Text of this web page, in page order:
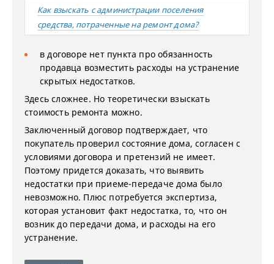
Как взыскать с администрации поселения
средства, потраченные на ремонт дома?
в договоре нет пункта про обязанность
продавца возместить расходы на устранение
скрытых недостатков.
Здесь сложнее. Но теоретически взыскать
стоимость ремонта можно.
Заключенный договор подтверждает, что
покупатель проверил состояние дома, согласен с
условиями договора и претензий не имеет.
Поэтому придется доказать, что выявить
недостатки при приеме-передаче дома было
невозможно. Плюс потребуется экспертиза,
которая установит факт недостатка, то, что он
возник до передачи дома, и расходы на его
устранение.